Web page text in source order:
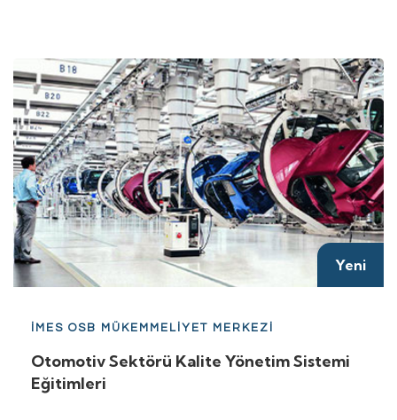
Yeni
İMES OSB MÜKEMMELİYET MERKEZİ
Otomotiv Sektörü Kalite Yönetim Sistemi
Eğitimleri